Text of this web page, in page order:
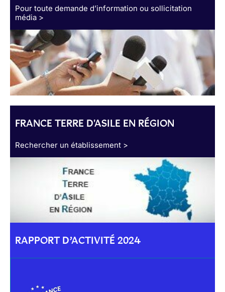
Pour toute demande d’information ou sollicitation
média >
FRANCE TERRE D'ASILE EN RÉGION
Rechercher un établissement >
RAPPORT D’ACTIVITÉ 2024